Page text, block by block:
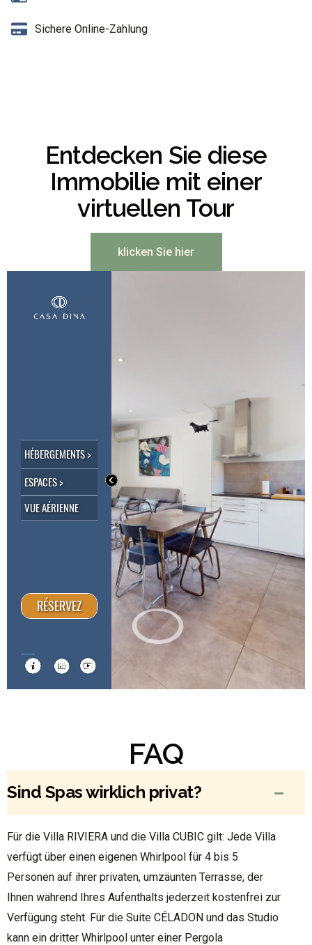
Sichere Online-Zahlung
Entdecken Sie diese
Immobilie mit einer
virtuellen Tour
klicken Sie hier
FAQ
Sind Spas wirklich privat?
Für die Villa RIVIERA und die Villa CUBIC gilt: Jede Villa
verfügt über einen eigenen Whirlpool für 4 bis 5
Personen auf ihrer privaten, umzäunten Terrasse, der
Ihnen während Ihres Aufenthalts jederzeit kostenfrei zur
Verfügung steht. Für die Suite CÉLADON und das Studio
kann ein dritter Whirlpool unter einer Pergola